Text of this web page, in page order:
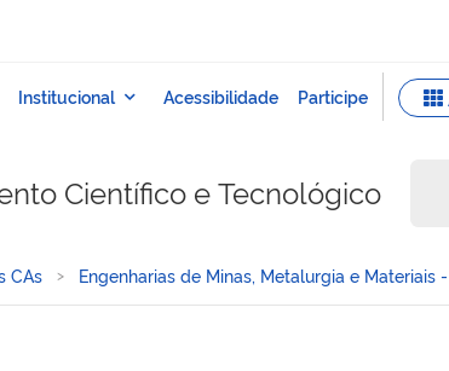
Científico e Tecnológico
CAs Engenharias de Minas, Metalurgia e Materiais